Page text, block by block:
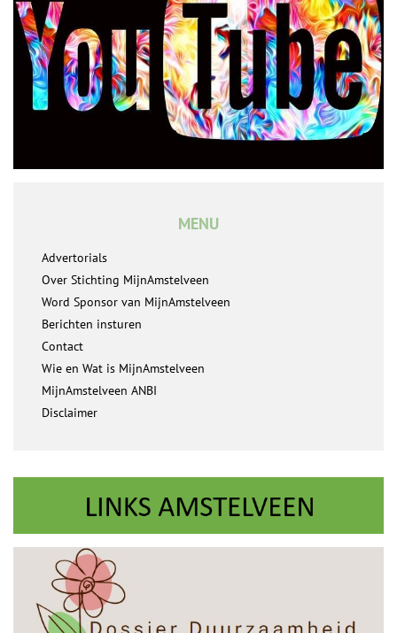
MENU
Advertorials
Over Stichting MijnAmstelveen
Word Sponsor van MijnAmstelveen
Berichten insturen
Contact
Wie en Wat is MijnAmstelveen
MijnAmstelveen ANBI
Disclaimer